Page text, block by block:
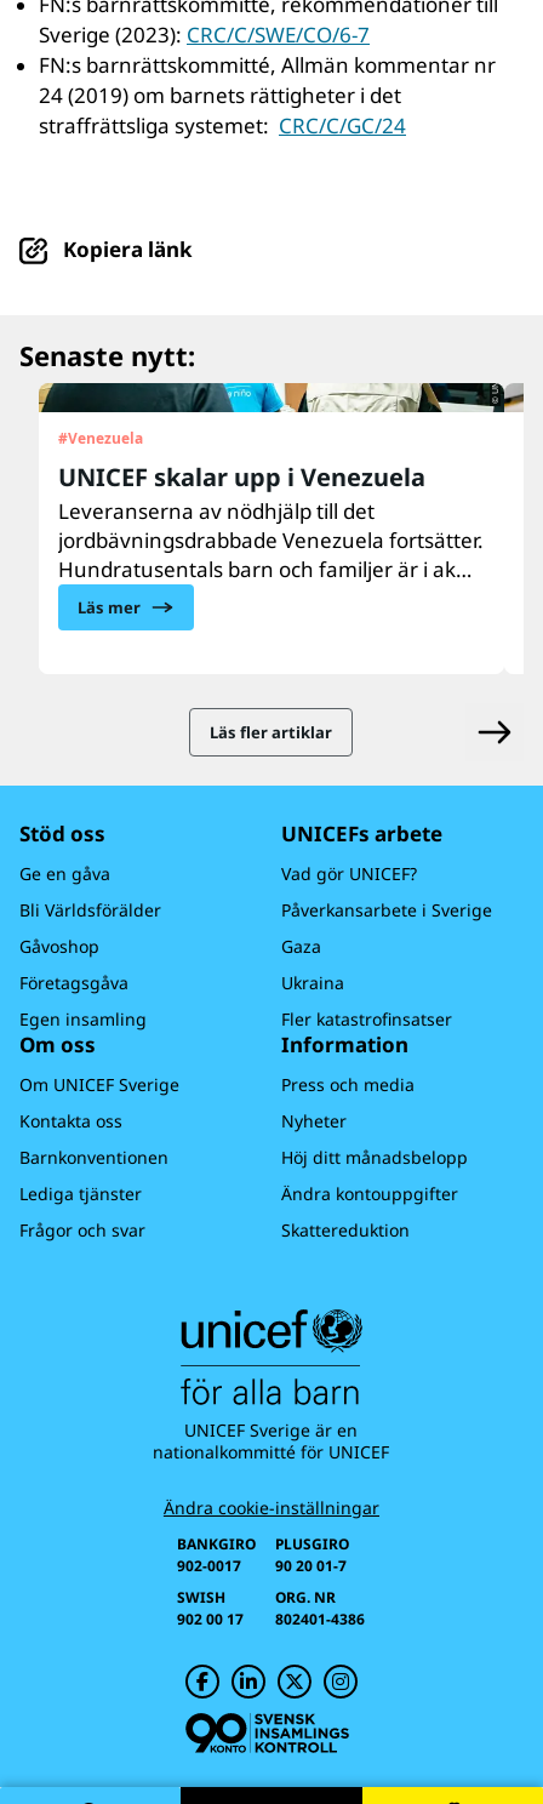
Sverige (2023): CRC/C/SWE/CO/6-7
FN:s barnrättskommitté, Allmän kommentar nr
24 (2019) om barnets rättigheter i det
straffrättsliga systemet: CRC/C/GC/24
Kopiera länk
Senaste nytt:
#Venezuela
UNICEF skalar upp i Venezuela
Leveranserna av nödhjälp till det
jordbävningsdrabbade Venezuela fortsätter.
Hundratusentals barn och familjer är i akut
behov av vård, näring, vatten, sanitet och
hygien samt psykosocialt stöd. UNICEF finns
Läs mer
Läs fler artiklar
Stöd oss
Ge en gåva
Bli Världsförälder
Gåvoshop
Företagsgåva
Egen insamling
UNICEFs arbete
Vad gör UNICEF?
Påverkansarbete i Sverige
Gaza
Ukraina
Fler katastrofinsatser
Om oss
Om UNICEF Sverige
Kontakta oss
Barnkonventionen
Lediga tjänster
Frågor och svar
Information
Press och media
Nyheter
Höj ditt månadsbelopp
Ändra kontouppgifter
Skattereduktion
UNICEF Sverige är en
nationalkommitté för UNICEF
Ändra cookie-inställningar
BANKGIRO
902-0017
SWISH
902 00 17
PLUSGIRO
90 20 01-7
ORG. NR
802401-4386